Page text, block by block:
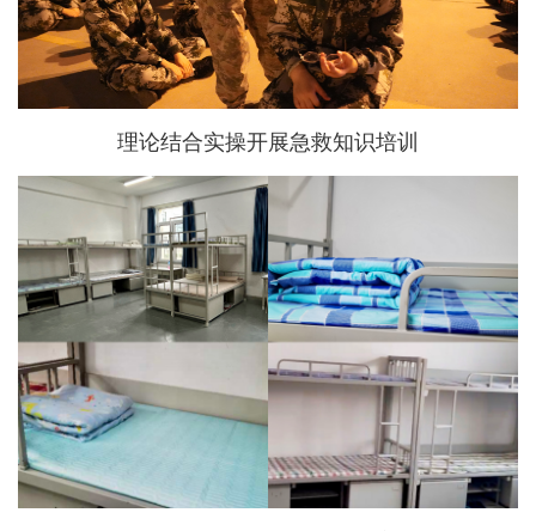
理论结合实操开展急救知识培训